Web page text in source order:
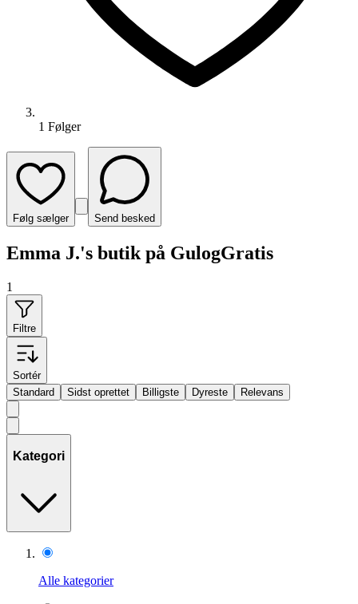
1 Følger
Følg sælger Send besked
Emma J.'s butik på GulogGratis
1
Filtre
Sortér
Standard
Sidst oprettet Billigste Dyreste Relevans
Kategori
Alle kategorier